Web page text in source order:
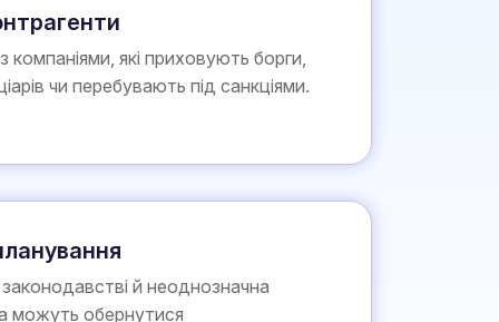
компаніями, які приховують борги,
чи перебувають під санкціями.
законодавстві й неоднозначна
можуть обернутися